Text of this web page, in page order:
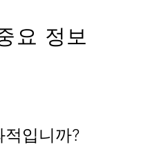
요 정보
입니까?